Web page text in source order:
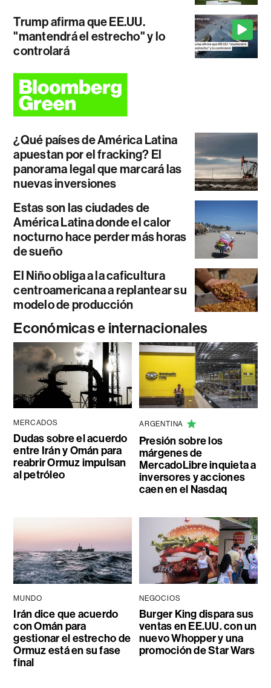
Trump afirma que EE.UU.
"mantendrá el estrecho" y lo
controlará
¿Qué países de América Latina
apuestan por el fracking? El
panorama legal que marcará las
nuevas inversiones
Estas son las ciudades de
América Latina donde el calor
nocturno hace perder más horas
de sueño
El Niño obliga a la caficultura
centroamericana a replantear su
modelo de producción
Económicas e internacionales
MERCADOS
Dudas sobre el acuerdo
entre Irán y Omán para
reabrir Ormuz impulsan
al petróleo
ARGENTINA
Presión sobre los
márgenes de
MercadoLibre inquieta a
inversores y acciones
caen en el Nasdaq
MUNDO
Irán dice que acuerdo
con Omán para
gestionar el estrecho de
Ormuz está en su fase
final
NEGOCIOS
Burger King dispara sus
ventas en EE.UU. con un
nuevo Whopper y una
promoción de Star Wars